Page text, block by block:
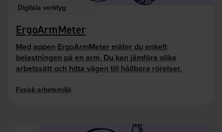
Digitala verktyg
ErgoArmMeter
Med appen ErgoArmMeter mäter du enkelt
belastningen på en arm. Du kan jämföra olika
arbetssätt och hitta vägen till hållbara rörelser.
Fysisk arbetsmiljö